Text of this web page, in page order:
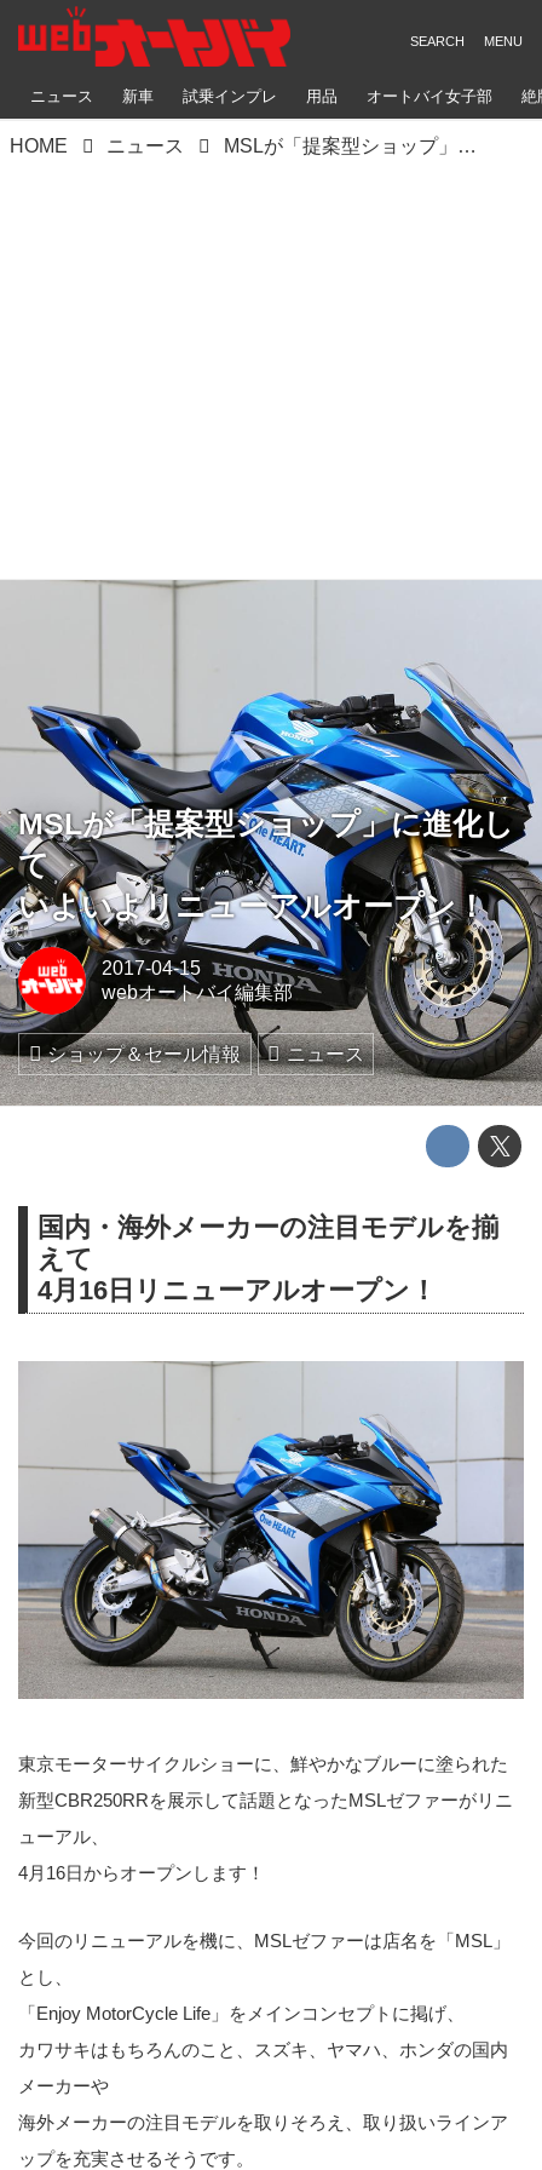
ニュース 新車 試乗インプレ 用品 オートバイ女子部 絶
HOME ニュース MSLが「提案型ショップ」に進化して いよいよリニューアルオープン！
MSLが「提案型ショップ」に進化し
て
いよいよリニューアルオープン！
2017-04-15
webオートバイ編集部
ショップ＆セール情報 ニュース
国内・海外メーカーの注目モデルを揃
えて
4月16日リニューアルオープン！
東京モーターサイクルショーに、鮮やかなブルーに塗られた
新型CBR250RRを展示して話題となったMSLゼファーがリニ
ューアル、
4月16日からオープンします！
今回のリニューアルを機に、MSLゼファーは店名を「MSL」
とし、
「Enjoy MotorCycle Life」をメインコンセプトに掲げ、
カワサキはもちろんのこと、スズキ、ヤマハ、ホンダの国内
メーカーや
海外メーカーの注目モデルを取りそろえ、取り扱いラインア
ップを充実させるそうです。